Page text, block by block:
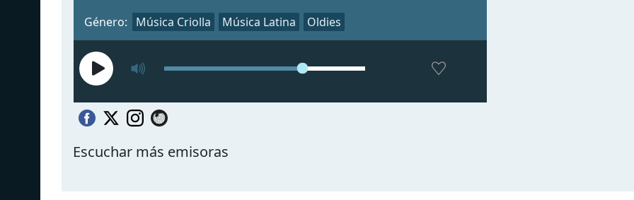
Género: Música Criolla Música Latina Oldies
Escuchar más emisoras